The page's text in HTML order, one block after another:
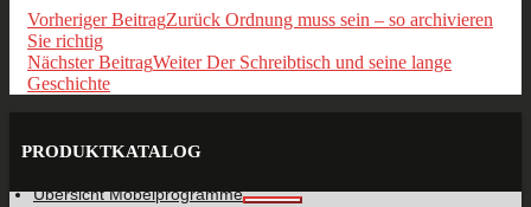
Vorheriger BeitragZurück Ordnung muss sein – so archivieren
Sie richtig
Nächster BeitragWeiter Der Schreibtisch und seine lange
Geschichte
PRODUKTKATALOG
Übersicht Möbelprogramme